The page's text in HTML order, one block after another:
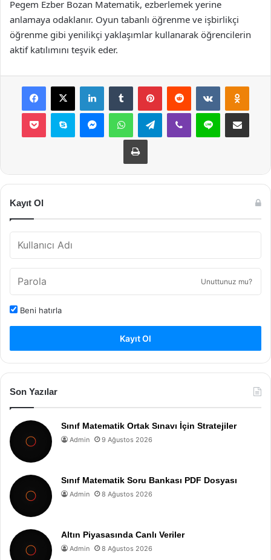
Pegem Ezber Bozan Matematik, ezberlemek yerine
anlamaya odaklanır. Oyun tabanlı öğrenme ve işbirlikçi
öğrenme gibi yenilikçi yaklaşımlar kullanarak öğrencilerin
aktif katılımını teşvik eder.
Facebook
X LinkedInTumblr PinterestReddit VKontakte
Pocket Skype MessengerWhatsAppTelegramViber Line E-Posta ile
Yazdır
Kayıt Ol
Unuttunuz mu?
Beni hatırla
Kayıt Ol
Son Yazılar
Sınıf Matematik Ortak Sınavı İçin Stratejiler
Admin 9 Ağustos 2026
Sınıf Matematik Soru Bankası PDF Dosyası
Admin 8 Ağustos 2026
Altın Piyasasında Canlı Veriler
Admin 8 Ağustos 2026